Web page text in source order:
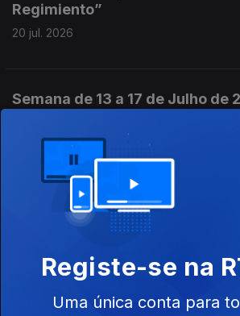
Regimiento”
20 jul. 2026
Semana de 13 a 17 de Julho de
Guerra Civil Espanhola e “El
Regimiento”
Guerra Civil Espanhola e
Registe-se na
Uma única conta para